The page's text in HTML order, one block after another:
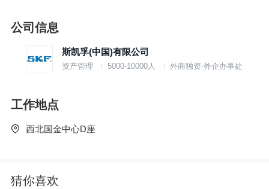
2. Develop a growth strategy for target segments to focus both
on financial gain and customer satisfaction.
3. Conduct research to develop new markets/applications and
concisely describe the value proposition to impress the clients.
5. Arrange business meetings with prospective clients.
公司信息
斯凯孚(中国)有限公司
资产管理 5000-10000人 外商独资·外企办事处
工作地点
西北国金中心D座
猜你喜欢